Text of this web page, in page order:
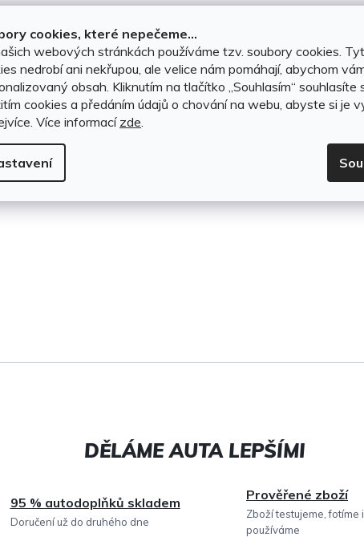
cookies, které nepečeme...
webových stránkách používáme tzv. soubory cookies.
nedrobí ani nekřupou, ale velice nám pomáhají, abychom
obsah. Kliknutím na tlačítko ,,Souhlasím“ souhlasíte
cookies a předáním údajů o chování na webu, abyste si je
Více informací zde.
Můžete se ale podívat na
ZPĚT DO
95 % autodoplňků skladem
Doručení už do druhého dne
Prověřené zboží
Zboží testujeme, fotíme
používáme